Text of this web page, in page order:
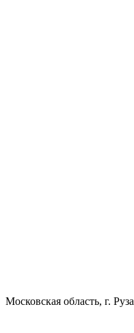
Московская область, г.